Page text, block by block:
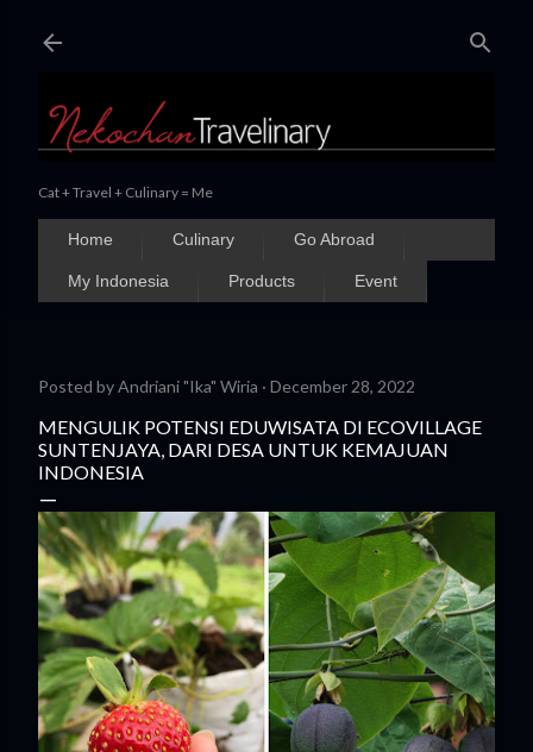
Cat + Travel + Culinary = Me
Home Culinary Go Abroad
My Indonesia Products Event
Posted byAndriani "Ika" Wiria December 28, 2022
MENGULIK POTENSI EDUWISATA DI ECOVILLAGE
SUNTENJAYA, DARI DESA UNTUK KEMAJUAN
INDONESIA